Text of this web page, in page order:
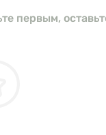
первым,